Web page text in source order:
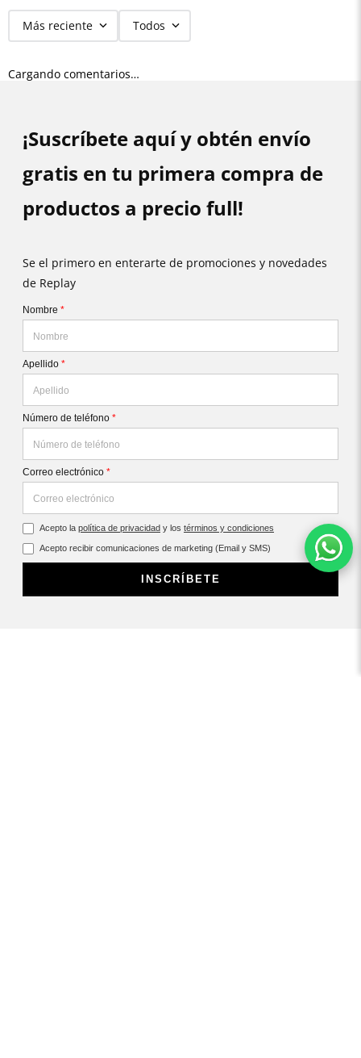
Más reciente Todos
Cargando comentarios…
¡Suscríbete aquí y obtén envío
gratis en tu primera compra de
productos a precio full!
Se el primero en enterarte de promociones y novedades
de Replay
Nombre *
Apellido *
Número de teléfono *
Correo electrónico *
Acepto la política de privacidad y los términos y condiciones
Acepto recibir comunicaciones de marketing (Email y SMS)
INSCRÍBETE